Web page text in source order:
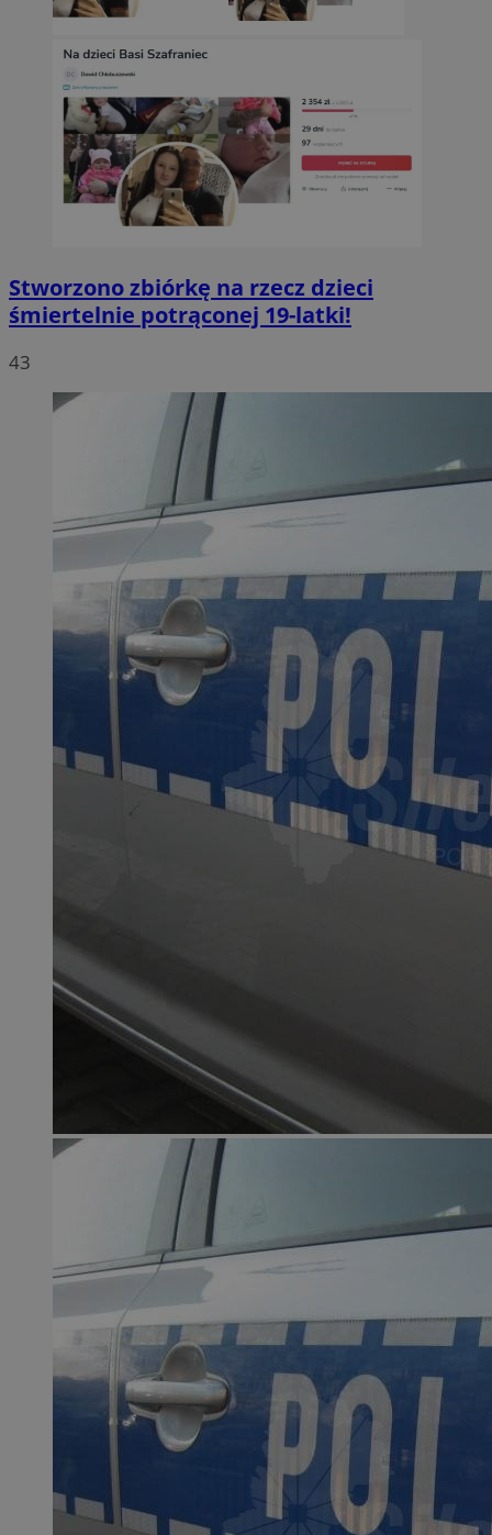
Stworzono zbiórkę na rzecz dzieci
śmiertelnie potrąconej 19-latki!
43